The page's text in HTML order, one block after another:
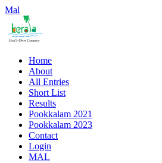
Mal
Home
About
All Entries
Short List
Results
Pookkalam 2021
Pookkalam 2023
Contact
Login
MAL